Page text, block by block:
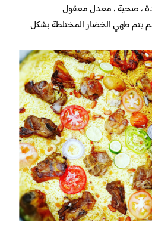
، صحية ، معدل معقول
يتم طهي الخضار المختلطة بشكل